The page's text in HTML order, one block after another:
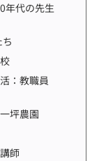
年代の先生
：教職員
坪農園
師